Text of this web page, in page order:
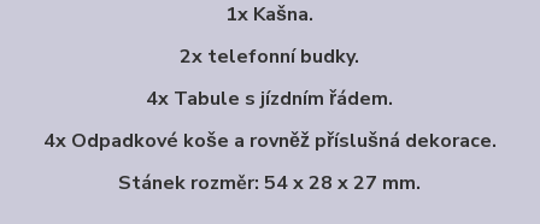
1x Kašna.
2x telefonní budky.
4x Tabule s jízdním řádem.
4x Odpadkové koše a rovněž příslušná dekorace.
Stánek rozměr: 54 x 28 x 27 mm.